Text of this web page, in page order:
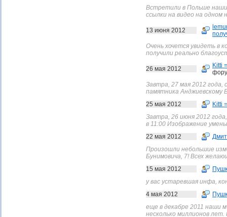
Встретили в Польше
ссылки на видео на одном
13 июня 2012
Очень хочется увидеть в
получили реально
26 мая 2012
Kitti
Завтра, 27 мая 2012 года,
памятника Анджиевскому
25 мая 2012
Kitti
Завтра, 26 июня 2012
в 11:00 Изображение
22 мая 2012
Произошли небольшие
Бунимовича, 7! Всех
15 мая 2012
у вас устаревшая инфа,
4 мая 2012
еще в декабре 2011 наши
несколько миллионов